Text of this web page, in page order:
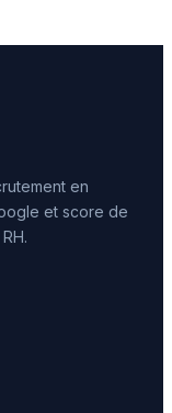
en
et score de